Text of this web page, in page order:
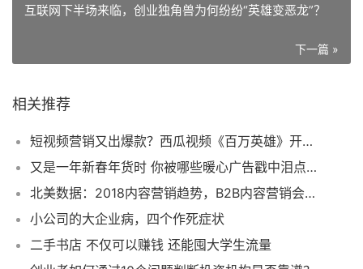
互联网下半场来临，创业独角兽为何纷纷“英雄变恶龙”？
下一篇 »
相关推荐
短视频营销又出爆款？西瓜视频《百万英雄》开启全民答题时代
又是一年新春年货时 你被哪些暖心广告戳中泪点了
北美数据：2018内容营销趋势，B2B内容营销会强化针对性
小公司的大企业病，四个作死症状
二手书店 不仅可以赚钱 还能囤大学生流量